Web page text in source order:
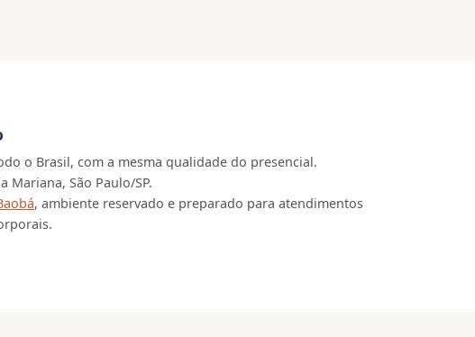
o Brasil, com a mesma qualidade do presencial.
Mariana, São Paulo/SP.
, ambiente reservado e preparado para atendimentos